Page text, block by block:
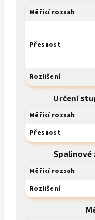
Měřicí rozsah
Přesnost
Rozlišení
Určení
Měřicí rozsah
Přesnost
Měřicí rozsah
Rozlišení